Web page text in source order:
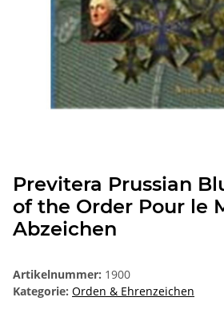
Previtera Prussian
of the Order Pour le
Abzeichen
Artikelnummer: 1900
Kategorie: Orden & Ehrenzeichen